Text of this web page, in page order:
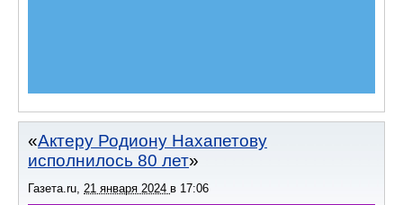
Актеру Родиону Нахапетову
исполнилось 80 лет
Газета.ru 21 января 2024 в 17:06